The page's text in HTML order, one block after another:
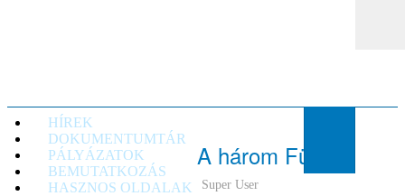
HÍREK
DOKUMENTUMTÁR
PÁLYÁZATOK
BEMUTATKOZÁS
HASZNOS OLDALAK
A három Fülöp
Super User